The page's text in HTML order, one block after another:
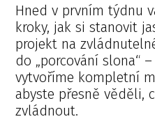
Hned v prvním týdnu
kroky, jak si stanovit
projekt na
do „porcování slona“
vytvoříme kompletní
abyste přesně věděli,
zvládnout.